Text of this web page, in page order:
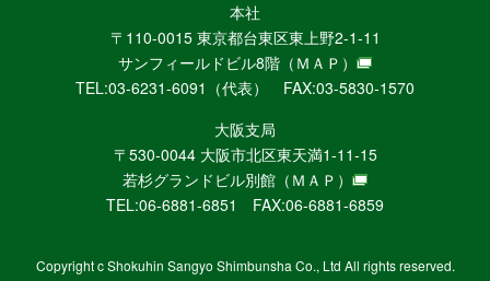
産
業
新
聞
社
ニ
ュ
ー
WEB
本社
〒110-0015 東京都台東区東上野2-1-11
サンフィールドビル8階 （ＭＡＰ）
TEL:03-6231-6091（代表） FAX:03-5830-1570
大阪支局
〒530-0044 大阪市北区東天満1-11-15
若杉グランドビル別館 （ＭＡＰ）
TEL:06-6881-6851 FAX:06-6881-6859
Copyright c Shokuhin Sangyo Shimbunsha Co., Ltd All rights reserved.